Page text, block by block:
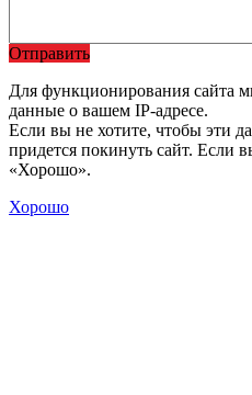
Отправить
Для функционирования сайта
данные о вашем IP-адресе.
Если вы не хотите, чтобы эти
придется покинуть сайт. Если
«Хорошо».
Хорошо